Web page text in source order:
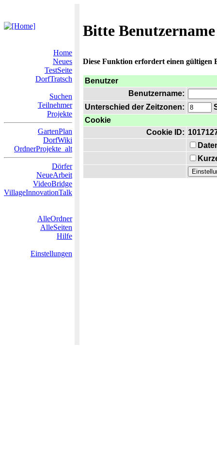
Bitte
Home
Neues
TestSeite
DorfTratsch
Suchen
Teilnehmer
Projekte
GartenPlan
DorfWiki
OrdnerProjekte_alt
Dörfer
NeueArbeit
VideoBridge
VillageInnovationTalk
AlleOrdner
AlleSeiten
Hilfe
Einstellungen
Diese Funktion erfordert einen gültigen
Benutzer
Benutzername:
Unterschied der Zeitzonen:
Cookie
Cookie ID: